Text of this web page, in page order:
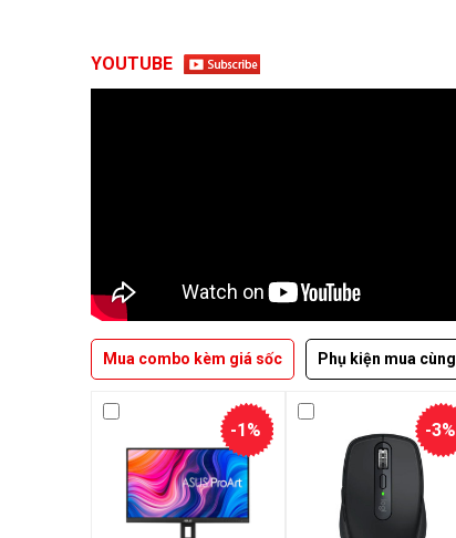
YOUTUBE
Mua combo kèm giá sốc Phụ kiện mua cùng
-1% -3%